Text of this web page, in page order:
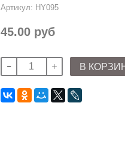
Артикул: HY095
45.00 руб
В